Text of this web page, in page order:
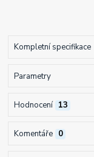
Kompletní specifikace
Parametry
Hodnocení 13
Komentáře 0